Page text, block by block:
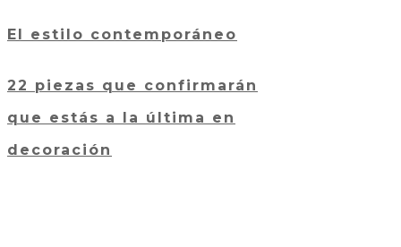
El estilo contemporáneo
22 piezas que confirmarán
que estás a la última en
decoración